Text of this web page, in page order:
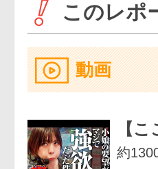
このレポ
動画
【
約